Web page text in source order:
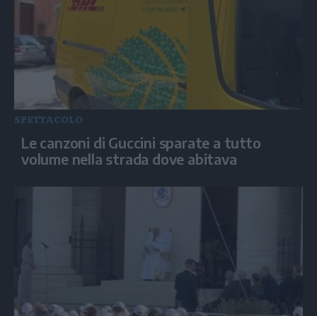
SPETTACOLO
Le canzoni di Guccini sparate a tutto
volume nella strada dove abitava